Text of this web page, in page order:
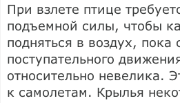
При взлете птице
подъемной силы, чтобы
подняться в воздух, пока
поступательного
относительно невелика.
к самолетам. Крылья